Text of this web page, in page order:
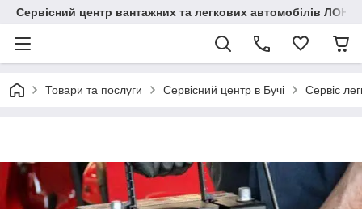
Сервісний центр вантажних та легкових автомобілів
Товари та послуги Сервісний центр в Бучі Сервіс